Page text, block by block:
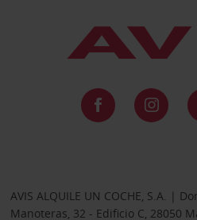
AVIS ALQUILE UN COCHE, S.A. |
Manoteras, 32 - Edificio C, 28050